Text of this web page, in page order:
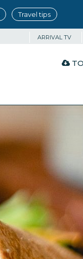
Travel tips
ARRIVAL TV